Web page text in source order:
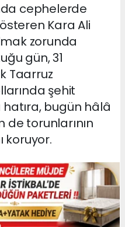
cephelerde
Kara Ali
zorunda
gün, 31
Taarruz
şehit
hatıra, bugün hâlâ
de torunlarının
koruyor.